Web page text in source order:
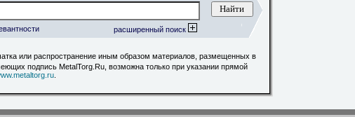
расширенный поиск
или распространение иным образом материалов, размещенных в
подпись MetalTorg.Ru, возможна только при указании прямой